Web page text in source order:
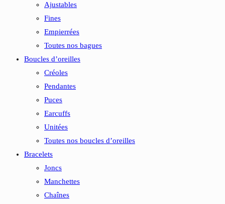
Ajustables
Fines
Empierrées
Toutes nos bagues
Boucles d’oreilles
Créoles
Pendantes
Puces
Earcuffs
Unitées
Toutes nos boucles d’oreilles
Bracelets
Joncs
Manchettes
Chaînes